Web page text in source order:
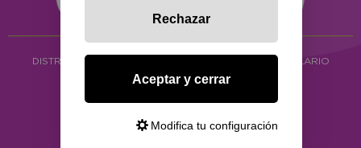
DISTRIBUCIÓN ALIMENTACIÓN ECOLÓGICA Y HERBOLARIO
Copyright © 2026 ·www.ecocash.es
Rechazar
Aceptar y cerrar
Modifica tu configuración